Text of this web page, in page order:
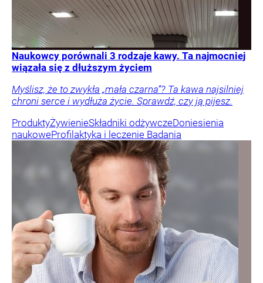
Naukowcy porównali 3 rodzaje kawy. Ta najmocniej
wiązała się z dłuższym życiem
Myślisz, że to zwykła „mała czarna”? Ta kawa najsilniej
chroni serce i wydłuża życie. Sprawdź, czy ją pijesz.
ProduktyŻywienieSkładniki odżywczeDoniesienia
naukoweProfilaktyka i leczenie Badania